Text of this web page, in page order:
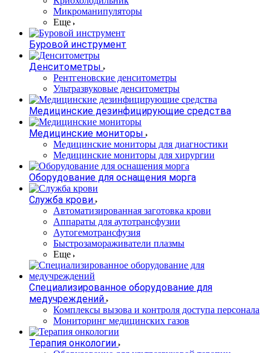
Микроманипуляторы
Еще
Буровой инструмент
Денситометры
Рентгеновские денситометры
Ультразвуковые денситометры
Медицинские дезинфицирующие средства
Медицинские мониторы
Медицинские мониторы для диагностики
Медицинские мониторы для хирургии
Оборудование для оснащения морга
Служба крови
Автоматизированная заготовка крови
Аппараты для аутотрансфузии
Аутогемотрансфузия
Быстрозамораживатели плазмы
Еще
Специализированное оборудование для
медучреждений
Комплексы вызова и контроля доступа персонала
Мониторинг медицинских газов
Терапия онкологии